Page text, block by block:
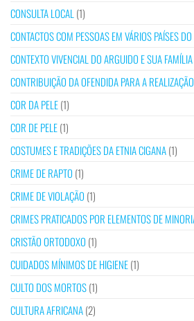
CONSULTA LOCAL (1)
CONTACTOS COM PESSOAS EM VÁRIOS PAÍSES
CONTEXTO VIVENCIAL DO ARGUIDO E SUA FAMÍLIA
CONTRIBUIÇÃO DA OFENDIDA PARA A
COR DA PELE(1)
COR DE PELE(1)
COSTUMES E TRADIÇÕES DA ETNIA CIGANA(1)
CRIME DE RAPTO (1)
CRIME DE VIOLAÇÃO (1)
CRIMES PRATICADOS POR ELEMENTOS DE
CRISTÃO ORTODOXO (1)
CUIDADOS MÍNIMOS DE HIGIENE(1)
CULTO DOS MORTOS(1)
CULTURA AFRICANA(2)